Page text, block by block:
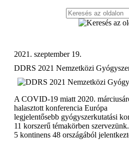
2021. szeptember 19.
DDRS 2021 Nemzetközi
A COVID-19 miatt 2020.
halasztott konferencia Európa
legjelentősebb gyógyszerkutatási
11 korszerű témakörben
5 kontinens 48 országából